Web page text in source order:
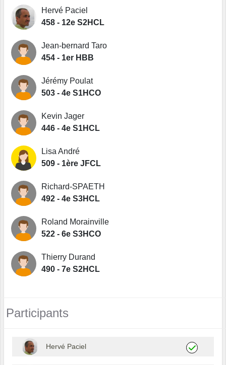
Hervé Paciel
458 - 12e S2HCL
Jean-bernard Taro
454 - 1er HBB
Jérémy Poulat
503 - 4e S1HCO
Kevin Jager
446 - 4e S1HCL
Lisa André
509 - 1ère JFCL
Richard-SPAETH
492 - 4e S3HCL
Roland Morainville
522 - 6e S3HCO
Thierry Durand
490 - 7e S2HCL
Participants
Hervé Paciel